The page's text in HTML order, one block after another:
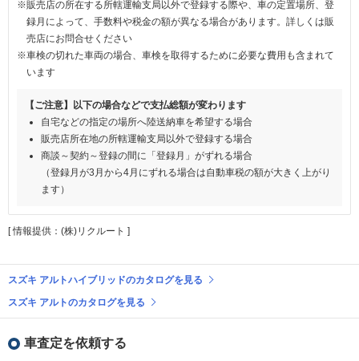
※販売店の所在する所轄運輸支局以外で登録する際や、車の定置場所、登
録月によって、手数料や税金の額が異なる場合があります。詳しくは販
売店にお問合せください
※車検の切れた車両の場合、車検を取得するために必要な費用も含まれて
います
【ご注意】以下の場合などで支払総額が変わります
自宅などの指定の場所へ陸送納車を希望する場合
販売店所在地の所轄運輸支局以外で登録する場合
商談～契約～登録の間に「登録月」がずれる場合
（登録月が3月から4月にずれる場合は自動車税の額が大きく上がり
ます）
[ 情報提供：(株)リクルート ]
スズキ アルトハイブリッドのカタログを見る
スズキ アルトのカタログを見る
車査定を依頼する